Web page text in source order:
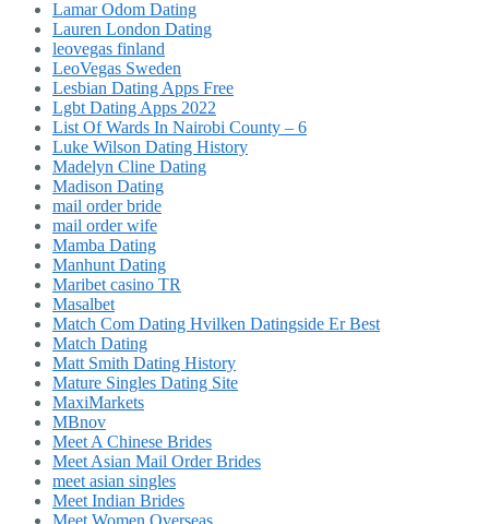
Lamar Odom Dating
Lauren London Dating
leovegas finland
LeoVegas Sweden
Lesbian Dating Apps Free
Lgbt Dating Apps 2022
List Of Wards In Nairobi County – 6
Luke Wilson Dating History
Madelyn Cline Dating
Madison Dating
mail order bride
mail order wife
Mamba Dating
Manhunt Dating
Maribet casino TR
Masalbet
Match Com Dating Hvilken Datingside Er Best
Match Dating
Matt Smith Dating History
Mature Singles Dating Site
MaxiMarkets
MBnov
Meet A Chinese Brides
Meet Asian Mail Order Brides
meet asian singles
Meet Indian Brides